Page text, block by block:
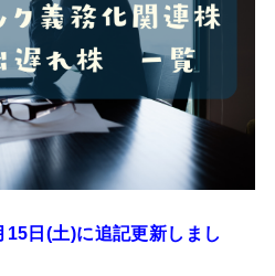
日(土)に追記更新しまし